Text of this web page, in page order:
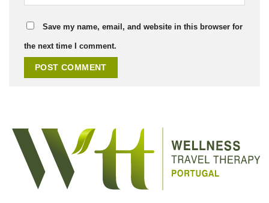
Save my name, email, and website in this browser for
the next time I comment.